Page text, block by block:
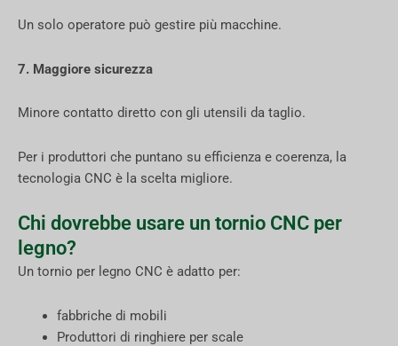
Un solo operatore può gestire più macchine.
7. Maggiore sicurezza
Minore contatto diretto con gli utensili da taglio.
Per i produttori che puntano su efficienza e coerenza, la
tecnologia CNC è la scelta migliore.
Chi dovrebbe usare un tornio CNC per
legno?
Un tornio per legno CNC è adatto per:
fabbriche di mobili
Produttori di ringhiere per scale